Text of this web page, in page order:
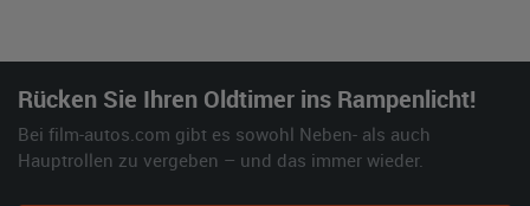
Rücken Sie Ihren Oldtimer ins Rampenlicht!
Bei film-autos.com gibt es sowohl Neben- als auch
Hauptrollen zu vergeben – und das immer wieder.